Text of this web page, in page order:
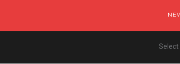
Select